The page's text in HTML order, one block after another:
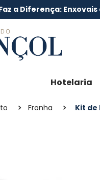
a Diferença:
Hotelaria
Fronha Kit de